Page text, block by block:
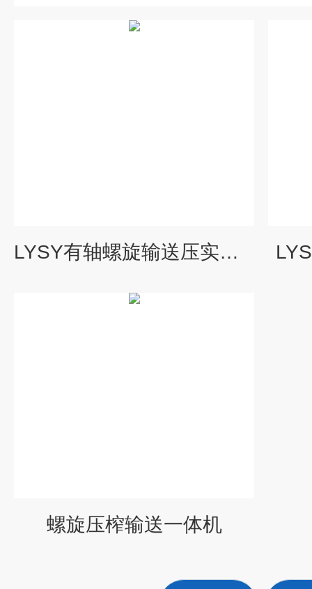
LYSY有轴螺旋输送压实一体机 螺旋压榨机
螺旋压榨输送一体机